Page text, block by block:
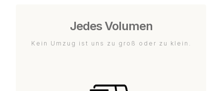
Jedes Volumen
Kein Umzug ist uns zu groß oder zu klein.